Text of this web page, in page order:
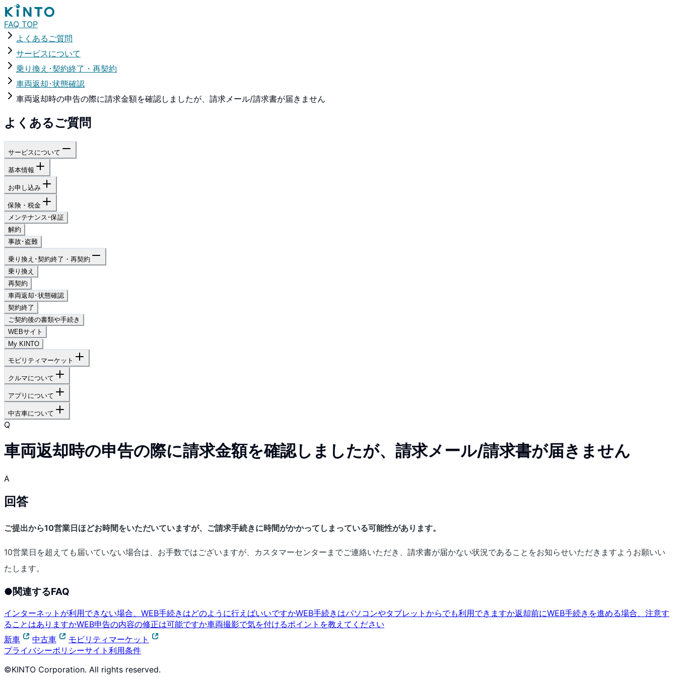
FAQ TOP
よくあるご質問
サービスについて
乗り換え･契約終了・再契約
車両返却･状態確認
車両返却時の申告の際に請求金額を確認しましたが、請求メール/請求書が届きません
よくあるご質問
サービスについて
基本情報
お申し込み
保険・税金
メンテナンス･保証
解約
事故･盗難
乗り換え･契約終了・再契約
乗り換え
再契約
車両返却･状態確認
契約終了
ご契約後の書類や手続き
WEBサイト
My KINTO
モビリティマーケット
クルマについて
アプリについて
中古車について
Q
車両返却時の申告の際に請求金額を確認しましたが、請求メール/請求書が届きません
A
回答
ご提出から10営業日ほどお時間をいただいていますが、ご請求手続きに時間がかかってしまっている可能性があります。
10営業日を超えても届いていない場合は、お手数ではございますが、カスタマーセンターまでご連絡いただき、請求書が届かない状況であることをお知らせいただきますようお願いい
たします。
●関連するFAQ
インターネットが利用できない場合、WEB手続きはどのように行えばいいですかWEB手続きはパソコンやタブレットからでも利用できますか返却前にWEB手続きを進める場合、注意す
ることはありますかWEB申告の内容の修正は可能ですか車両撮影で気を付けるポイントを教えてください
新車
中古車
モビリティマーケット
プライバシーポリシーサイト利用条件
©KINTO Corporation. All rights reserved.